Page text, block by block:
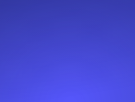
Heartbeat monitoring para cron